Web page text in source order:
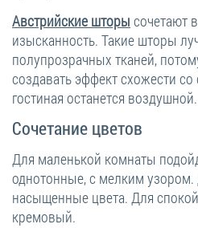
Австрийские шторы сочетают
изысканность. Такие шторы
полупрозрачных тканей,
создавать эффект схожести
гостиная останется воздушной.
Сочетание цветов
Для маленькой комнаты
однотонные, с мелким
насыщенные цвета. Для
кремовый.